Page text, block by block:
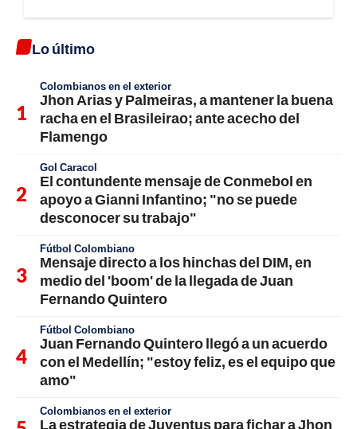
Lo último
Colombianos en el exterior
Jhon Arias y Palmeiras, a mantener la buena
racha en el Brasileirao; ante acecho del
Flamengo
Gol Caracol
El contundente mensaje de Conmebol en
apoyo a Gianni Infantino; "no se puede
desconocer su trabajo"
Fútbol Colombiano
Mensaje directo a los hinchas del DIM, en
medio del 'boom' de la llegada de Juan
Fernando Quintero
Fútbol Colombiano
Juan Fernando Quintero llegó a un acuerdo
con el Medellín; "estoy feliz, es el equipo que
amo"
Colombianos en el exterior
La estrategia de Juventus para fichar a Jhon